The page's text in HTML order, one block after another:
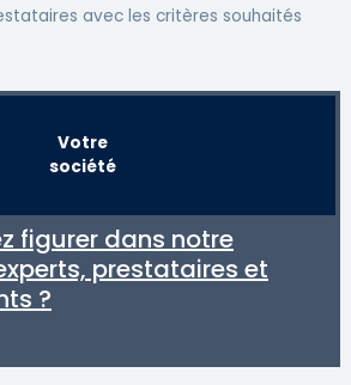
avec les critères souhaités
Votre
société
figurer dans notre
prestataires et
?